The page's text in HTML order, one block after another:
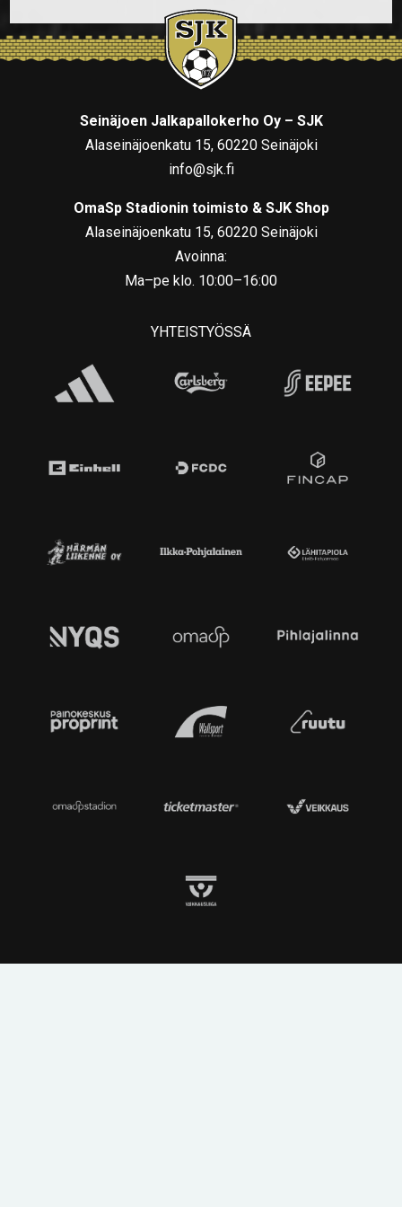
Seinäjoen Jalkapallokerho Oy – SJK
Alaseinäjoenkatu 15, 60220 Seinäjoki
info@sjk.fi
OmaSp Stadionin toimisto & SJK Shop
Alaseinäjoenkatu 15, 60220 Seinäjoki
Avoinna:
Ma–pe klo. 10:00–16:00
YHTEISTYÖSSÄ